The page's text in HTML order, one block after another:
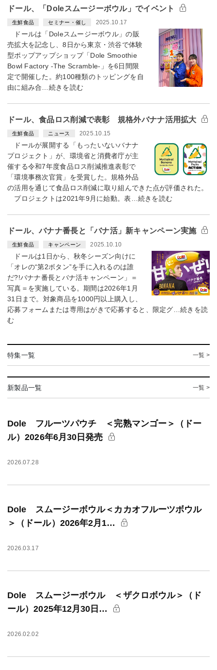
ドール、「Doleスムージーボウル」でイベント
生鮮食品 セミナー・催し 2025.10.17
ドールは「Doleスムージーボウル」の販
売拡大を記念し、8日から東京・渋谷で体験
型ポップアップショップ「Dole Smoothie
Bowl Factory -The Scramble-」を6日間限
定で開催した。約100種類のトッピングを自
由に組み合…続きを読む
ドール、食品ロス削減で表彰 規格外バナナ活用拡大
生鮮食品 ニュース 2025.10.15
ドールが展開する「もったいないバナナ
プロジェクト」が、環境省と消費者庁が主
催する令和7年度食品ロス削減推進表彰で
「環境事務次官賞」を受賞した。規格外品
の活用を通じて食品ロス削減に取り組んできた点が評価された。
プロジェクトは2021年9月に始動。表…続きを読む
ドール、バナナ番長と「バナ活」新キャンペーン実施
生鮮食品 キャンペーン 2025.10.10
ドールは1日から、秋冬シーズン向けに
「オレの“第2ボタン”を手に入れるのは誰
だ?!バナナ番長とバナ活キャンペーン」＝
写真＝を実施している。期間は2026年1月
31日まで。対象商品を1000円以上購入し、
応募フォームまたは専用はがきで応募すると、限定グ…続きを読
む
特集一覧 一覧 >
新製品一覧 一覧 >
Dole フルーツパウチ ＜完熟マンゴー＞（ドー
ル）2026年6月30日発売
2026.07.28
Dole スムージーボウル＜カカオフルーツボウル
＞（ドール）2026年2月1…
2026.03.17
Dole スムージーボウル ＜ザクロボウル＞（ド
ール）2025年12月30日…
2026.02.02